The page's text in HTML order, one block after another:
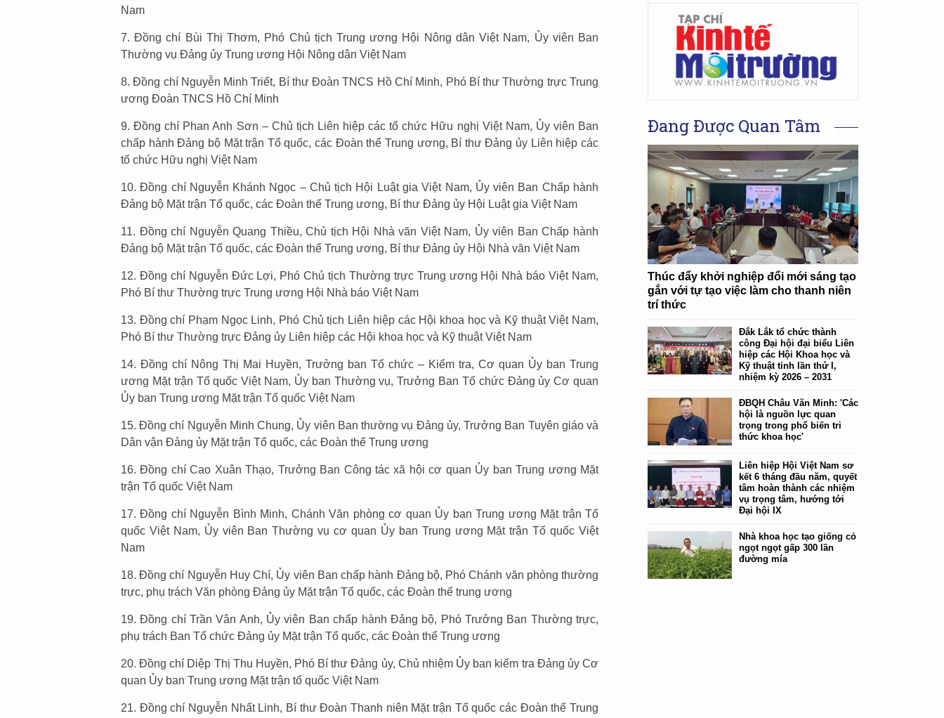
Nam
7. Đồng chí Bùi Thị Thơm, Phó Chủ tịch Trung ương Hội Nông dân Việt Nam, Ủy viên Ban
Thường vụ Đảng ủy Trung ương Hội Nông dân Việt Nam
8. Đồng chí Nguyễn Minh Triết, Bí thư Đoàn TNCS Hồ Chí Minh, Phó Bí thư Thường trực Trung
ương Đoàn TNCS Hồ Chí Minh
9. Đồng chí Phan Anh Sơn – Chủ tịch Liên hiệp các tổ chức Hữu nghị Việt Nam, Ủy viên Ban
chấp hành Đảng bộ Mặt trận Tổ quốc, các Đoàn thể Trung ương, Bí thư Đảng ủy Liên hiệp các
tổ chức Hữu nghị Việt Nam
10. Đồng chí Nguyễn Khánh Ngọc – Chủ tịch Hội Luật gia Việt Nam, Ủy viên Ban Chấp hành
Đảng bộ Mặt trận Tổ quốc, các Đoàn thể Trung ương, Bí thư Đảng ủy Hội Luật gia Việt Nam
11. Đồng chí Nguyễn Quang Thiều, Chủ tịch Hội Nhà văn Việt Nam, Ủy viên Ban Chấp hành
Đảng bộ Mặt trận Tổ quốc, các Đoàn thể Trung ương, Bí thư Đảng ủy Hội Nhà văn Việt Nam
12. Đồng chí Nguyễn Đức Lợi, Phó Chủ tịch Thường trực Trung ương Hội Nhà báo Việt Nam,
Phó Bí thư Thường trực Trung ương Hội Nhà báo Việt Nam
13. Đồng chí Phạm Ngọc Linh, Phó Chủ tịch Liên hiệp các Hội khoa học và Kỹ thuật Việt Nam,
Phó Bí thư Thường trực Đảng ủy Liên hiệp các Hội khoa học và Kỹ thuật Việt Nam
14. Đồng chí Nông Thị Mai Huyền, Trưởng ban Tổ chức – Kiểm tra, Cơ quan Ủy ban Trung
ương Mặt trận Tổ quốc Việt Nam, Ủy ban Thường vụ, Trưởng Ban Tổ chức Đảng ủy Cơ quan
Ủy ban Trung ương Mặt trận Tổ quốc Việt Nam
15. Đồng chí Nguyễn Minh Chung, Ủy viên Ban thường vụ Đảng ủy, Trưởng Ban Tuyên giáo và
Dân vận Đảng ủy Mặt trận Tổ quốc, các Đoàn thể Trung ương
16. Đồng chí Cao Xuân Thạo, Trưởng Ban Công tác xã hội cơ quan Ủy ban Trung ương Mặt
trận Tổ quốc Việt Nam
17. Đồng chí Nguyễn Bình Minh, Chánh Văn phòng cơ quan Ủy ban Trung ương Mặt trận Tổ
quốc Việt Nam, Ủy viên Ban Thường vụ cơ quan Ủy ban Trung ương Mặt trận Tổ quốc Việt
Nam
18. Đồng chí Nguyễn Huy Chí, Ủy viên Ban chấp hành Đảng bộ, Phó Chánh văn phòng thường
trực, phụ trách Văn phòng Đảng ủy Mặt trận Tổ quốc, các Đoàn thể trung ương
19. Đồng chí Trần Vân Anh, Ủy viên Ban chấp hành Đảng bộ, Phó Trưởng Ban Thường trực,
phụ trách Ban Tổ chức Đảng ủy Mặt trận Tổ quốc, các Đoàn thể Trung ương
20. Đồng chí Diệp Thị Thu Huyền, Phó Bí thư Đảng ủy, Chủ nhiệm Ủy ban kiểm tra Đảng ủy Cơ
quan Ủy ban Trung ương Mặt trận tổ quốc Việt Nam
21. Đồng chí Nguyễn Nhất Linh, Bí thư Đoàn Thanh niên Mặt trận Tổ quốc các Đoàn thể Trung
Đang Được Quan Tâm
Thúc đẩy khởi nghiệp đổi mới sáng tạo
gắn với tự tạo việc làm cho thanh niên
trí thức
Đắk Lắk tổ chức thành
công Đại hội đại biểu Liên
hiệp các Hội Khoa học và
Kỹ thuật tỉnh lần thứ I,
nhiệm kỳ 2026 – 2031
ĐBQH Châu Văn Minh: 'Các
hội là nguồn lực quan
trọng trong phổ biến tri
thức khoa học'
Liên hiệp Hội Việt Nam sơ
kết 6 tháng đầu năm, quyết
tâm hoàn thành các nhiệm
vụ trọng tâm, hướng tới
Đại hội IX
Nhà khoa học tạo giống cỏ
ngọt ngọt gấp 300 lần
đường mía